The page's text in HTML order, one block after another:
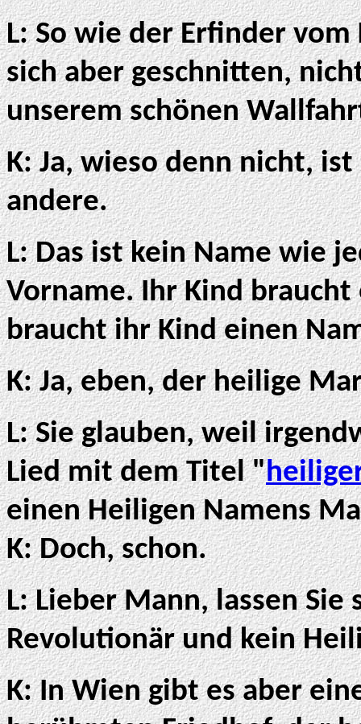
L: So wie der Erfinder
sich aber geschnitten,
unserem schönen
K: Ja, wieso denn nicht,
andere.
L: Das ist kein Name wie
Vorname. Ihr Kind
braucht ihr Kind einen
K: Ja, eben, der heilige
L: Sie glauben, weil
Lied mit dem Titel "
einen Heiligen Namens
K: Doch, schon.
L: Lieber Mann, lassen
Revolutionär und kein
K: In Wien gibt es aber